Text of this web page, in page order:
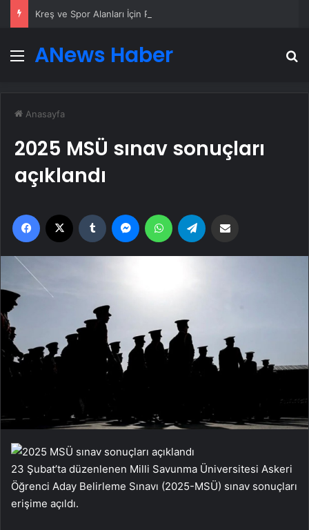
Kreş ve Spor Alanları İçin Profesyonel Zemin Çözümleri
MenüANews Haber
Anasayfa
2025 MSÜ sınav sonuçları
açıklandı
Facebook Tumblr MessengerWhatsApp
23 Şubat’ta düzenlenen Milli Savunma Üniversitesi Askeri
Öğrenci Aday Belirleme Sınavı (2025-MSÜ) sınav sonuçları
erişime açıldı.